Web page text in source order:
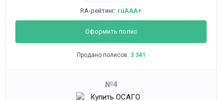
RA-рейтинг: ruAAA+
Оформить полис
Продано полисов: 3 341
4